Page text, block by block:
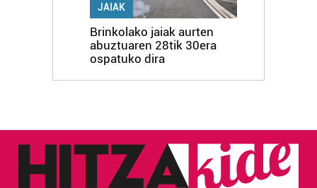
JAIAK
Brinkolako jaiak aurten
abuztuaren 28tik 30era
ospatuko dira